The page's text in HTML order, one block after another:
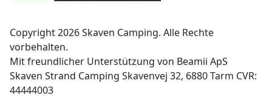
Copyright 2026 Skaven Camping. Alle Rechte
vorbehalten.
Mit freundlicher Unterstützung von Beamii ApS
Skaven Strand Camping Skavenvej 32, 6880 Tarm CVR:
44444003